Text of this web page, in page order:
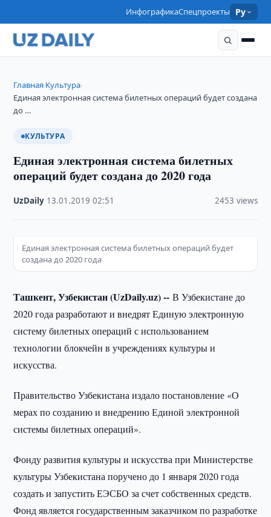
ИнфографикаСпецпроекты Ру
Главная›Культура›
Единая электронная система билетных операций будет создана
до …
КУЛЬТУРА
Единая электронная система билетных
операций будет создана до 2020 года
UzDaily 13.01.2019 ·02:51 2453 views
Единая электронная система билетных операций будет
создана до 2020 года
Ташкент, Узбекистан (UzDaily.uz) --В Узбекистане до
2020 года разработают и внедрят Единую электронную
систему билетных операций с использованием
технологии блокчейн в учреждениях культуры и
искусства.
Правительство Узбекистана издало постановление «О
мерах по созданию и внедрению Единой электронной
системы билетных операций».
Фонду развития культуры и искусства при Министерстве
культуры Узбекистана поручено до 1 января 2020 года
создать и запустить ЕЭСБО за счет собственных средств.
Фонд является государственным заказчиком по разработке